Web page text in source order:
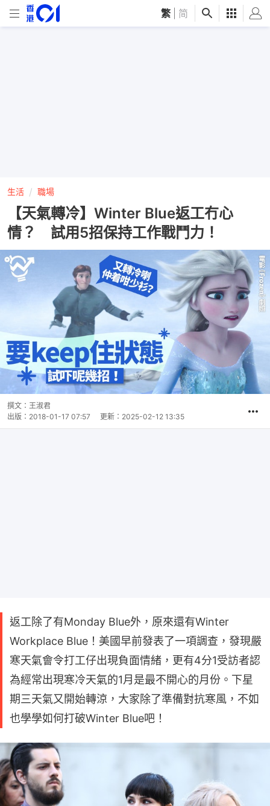
繁 简
生活 職場
【天氣轉冷】Winter Blue返工冇心
情？ 試用5招保持工作戰鬥力！
撰文： 王淑君
出版： 2018-01-17 07:57 更新： 2025-02-12 13:35
返工除了有Monday Blue外，原來還有Winter
Workplace Blue！美國早前發表了一項調查，發現嚴
寒天氣會令打工仔出現負面情緒，更有4分1受訪者認
為經常出現寒冷天氣的1月是最不開心的月份。下星
期三天氣又開始轉涼，大家除了準備對抗寒風，不如
也學學如何打破Winter Blue吧！